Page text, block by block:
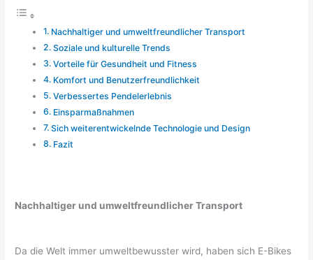
Nachhaltiger und umweltfreundlicher Transport
Soziale und kulturelle Trends
Vorteile für Gesundheit und Fitness
Komfort und Benutzerfreundlichkeit
Verbessertes Pendelerlebnis
Einsparmaßnahmen
Sich weiterentwickelnde Technologie und Design
Fazit
Nachhaltiger und umweltfreundlicher Transport
Da die Welt immer umweltbewusster wird, haben sich E-Bikes